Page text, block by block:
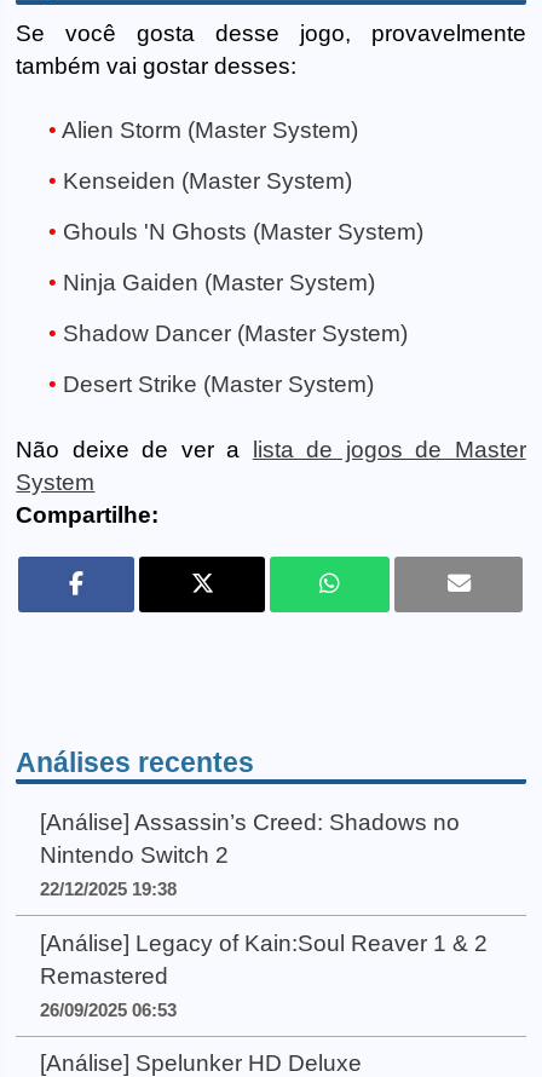
Se você gosta desse jogo, provavelmente
também vai gostar desses:
Alien Storm (Master System)
Kenseiden (Master System)
Ghouls 'N Ghosts (Master System)
Ninja Gaiden (Master System)
Shadow Dancer (Master System)
Desert Strike (Master System)
Não deixe de ver a
lista de jogos de Master
System
Compartilhe:
Análises recentes
[Análise] Assassin’s Creed: Shadows no
Nintendo Switch 2
22/12/2025 19:38
[Análise] Legacy of Kain:Soul Reaver 1 & 2
Remastered
26/09/2025 06:53
[Análise] Spelunker HD Deluxe